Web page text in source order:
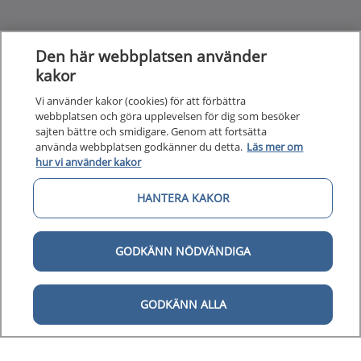
Om 1177 för vårdpersonal
Digital tillgänglighet
Till startsidan för 1177 för
för vårdpersonal
och nationella kunskapsstöd och är en del av
hälso- och sjukvård.
Den här webbplatsen använder
kakor
Vi använder kakor (cookies) för att förbättra
webbplatsen och göra upplevelsen för dig som besöker
sajten bättre och smidigare. Genom att fortsätta
använda webbplatsen godkänner du detta. Läs mer om
hur vi använder kakor
HANTERA KAKOR
GODKÄNN NÖDVÄNDIGA
GODKÄNN ALLA